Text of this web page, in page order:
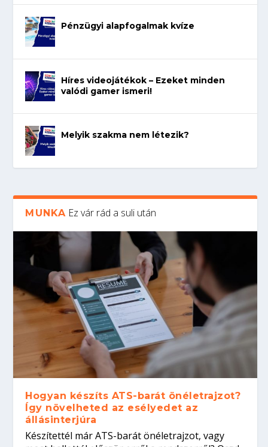
Pénzügyi alapfogalmak kvíze
Híres videojátékok – Ezeket minden
valódi gamer ismeri!
Melyik szakma nem létezik?
MUNKA Ez vár rád a suli után
Hogyan készíts ATS-barát önéletrajzot?
Így növelheted az esélyedet az
állásinterjúra
Készítettél már ATS-barát önéletrajzot, vagy